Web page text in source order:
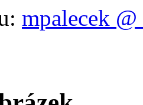
mpalecek @